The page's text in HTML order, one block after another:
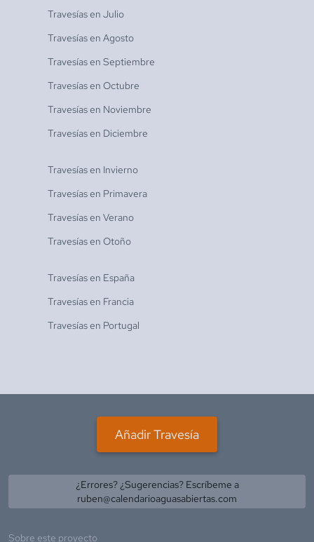
Travesías en Julio
Travesías en Agosto
Travesías en Septiembre
Travesías en Octubre
Travesías en Noviembre
Travesías en Diciembre
Travesías en Invierno
Travesías en Primavera
Travesías en Verano
Travesías en Otoño
Travesías en España
Travesías en Francia
Travesías en Portugal
Añadir Travesía
¿Errores? ¿Sugerencias? Escríbeme a
ruben@calendarioaguasabiertas.com
Sobre este proyecto